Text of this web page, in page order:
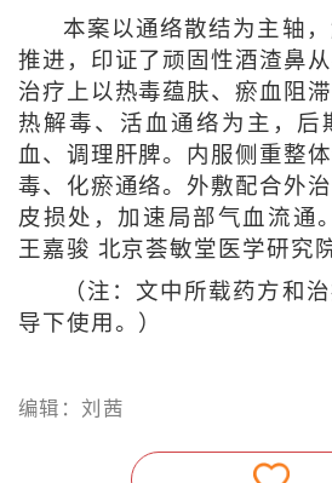
本案以通络散结为主轴
推进，印证了顽固性酒渣鼻
治疗上以热毒蕴肤、瘀血阻
热解毒、活血通络为主，后
血、调理肝脾。内服侧重整
毒、化瘀通络。外敷配合外
皮损处，加速局部气血流通
王嘉骏 北京荟敏堂医学研究
（注：文中所载药方和
导下使用。）
编辑：刘茜